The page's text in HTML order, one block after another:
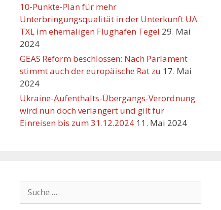
10-Punkte-Plan für mehr
Unterbringungsqualität in der Unterkunft UA
TXL im ehemaligen Flughafen Tegel 29. Mai
2024
GEAS Reform beschlossen: Nach Parlament
stimmt auch der europäische Rat zu 17. Mai
2024
Ukraine-Aufenthalts-Übergangs-Verordnung
wird nun doch verlängert und gilt für
Einreisen bis zum 31.12.2024 11. Mai 2024